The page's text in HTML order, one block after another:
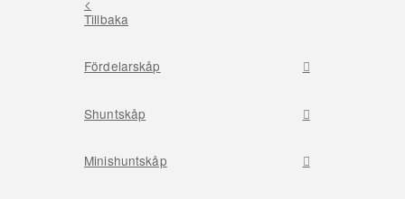
Tillbaka
Fördelarskåp
Shuntskåp
Minishuntskåp